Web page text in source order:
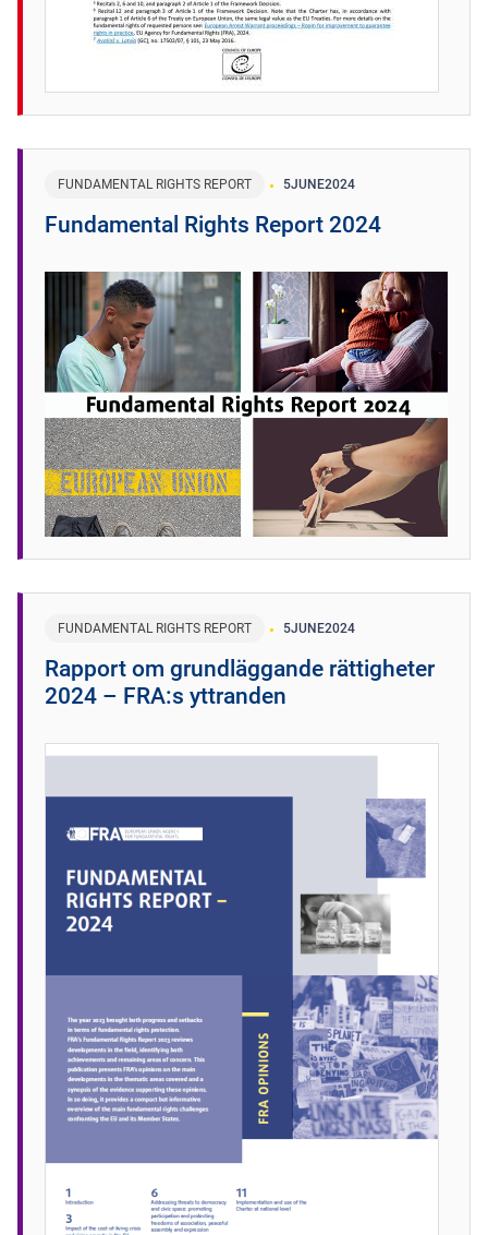
FUNDAMENTAL RIGHTS REPORT 5JUNE2024
Fundamental Rights Report 2024
FUNDAMENTAL RIGHTS REPORT 5JUNE2024
Rapport om grundläggande rättigheter
2024 – FRA:s yttranden